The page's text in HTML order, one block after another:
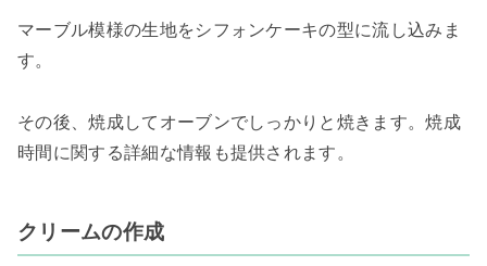
マーブル模様の生地をシフォンケーキの型に流し込みま
す。
その後、焼成してオーブンでしっかりと焼きます。焼成
時間に関する詳細な情報も提供されます。
クリームの作成